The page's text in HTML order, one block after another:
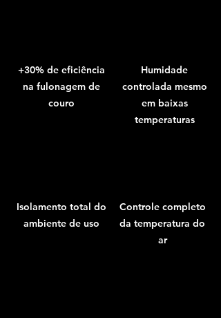
+30% de eficiência
na fulonagem de
couro
Isolamento total do
ambiente de uso
Humidade
controlada mesmo
em baixas
temperaturas
Controle completo
da temperatura do
ar